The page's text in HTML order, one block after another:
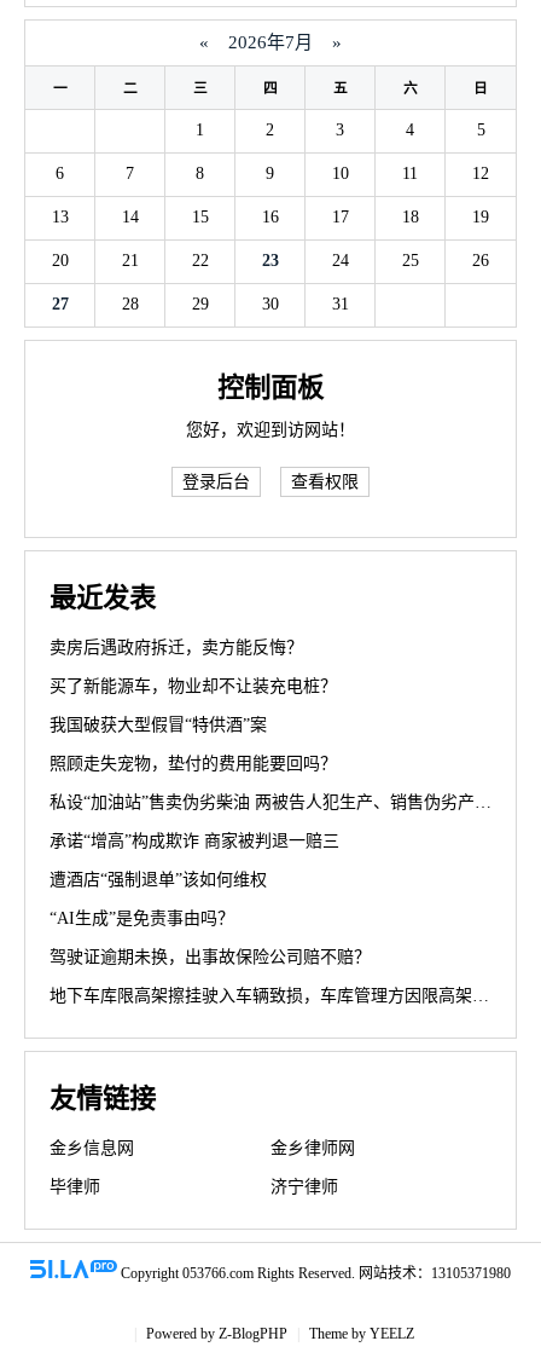
« 2026年7月 »
一 二 三 四 五 六 日
1 2 3 4 5
6 7 8 9 10 11 12
13 14 15 16 17 18 19
20 21 22 23 24 25 26
27 28 29 30 31
控制面板
您好，欢迎到访网站！
登录后台 查看权限
最近发表
卖房后遇政府拆迁，卖方能反悔？
买了新能源车，物业却不让装充电桩？
我国破获大型假冒“特供酒”案
照顾走失宠物，垫付的费用能要回吗？
私设“加油站”售卖伪劣柴油 两被告人犯生产、销售伪劣产品罪获刑罚
承诺“增高”构成欺诈 商家被判退一赔三
遭酒店“强制退单”该如何维权
“AI生成”是免责事由吗？
驾驶证逾期未换，出事故保险公司赔不赔？
地下车库限高架擦挂驶入车辆致损，车库管理方因限高架设置高度不符合规范被判担责70%
友情链接
金乡信息网 金乡律师网
毕律师 济宁律师
Copyright 053766.com Rights Reserved. 网站技术：13105371980
Powered by Z-BlogPHP Theme by YEELZ